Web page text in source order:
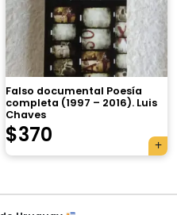
Falso documental Poesía
completa (1997 – 2016). Luis
Chaves
$370
×
vacío.
y aparecerá acá